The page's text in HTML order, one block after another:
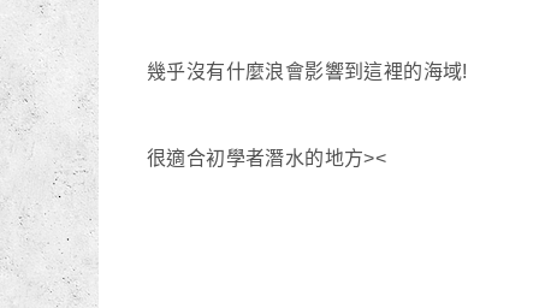
幾乎沒有什麼浪會影響到這裡的海域!
很適合初學者潛水的地方><